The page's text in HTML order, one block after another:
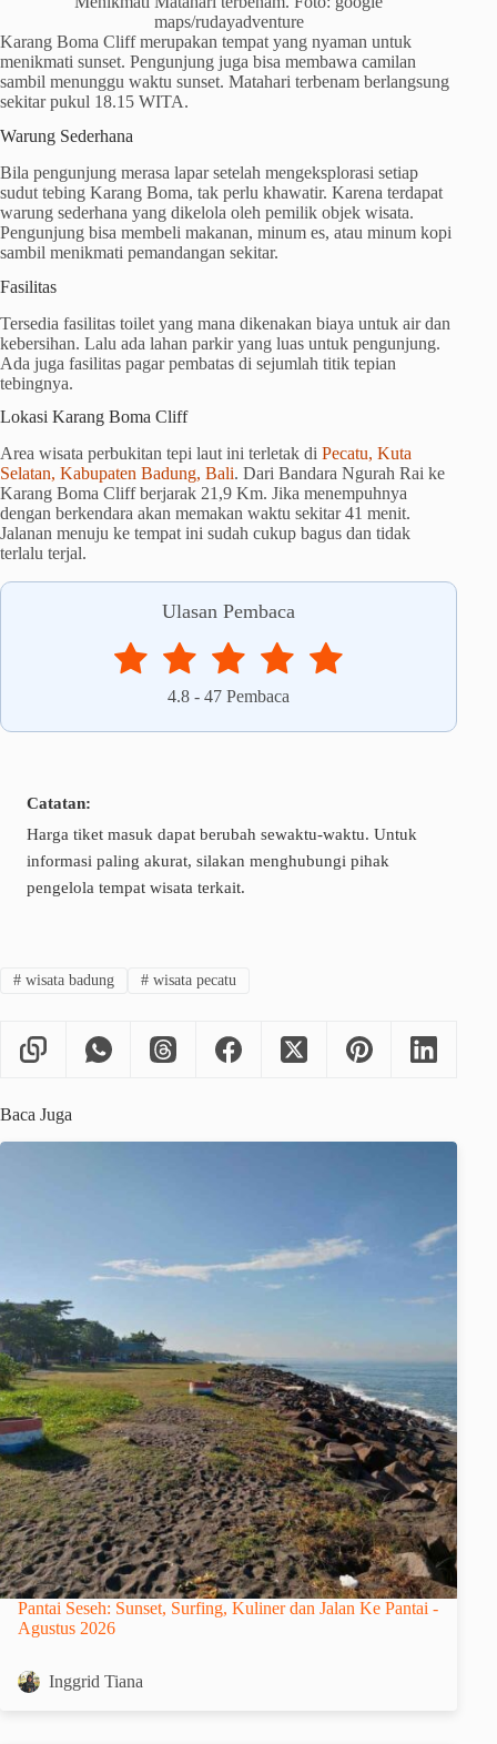
maps/rudayadventure
Karang Boma Cliff merupakan tempat yang nyaman untuk
menikmati sunset. Pengunjung juga bisa membawa camilan
sambil menunggu waktu sunset. Matahari terbenam berlangsung
sekitar pukul 18.15 WITA.
Warung Sederhana
Bila pengunjung merasa lapar setelah mengeksplorasi setiap
sudut tebing Karang Boma, tak perlu khawatir. Karena terdapat
warung sederhana yang dikelola oleh pemilik objek wisata.
Pengunjung bisa membeli makanan, minum es, atau minum kopi
sambil menikmati pemandangan sekitar.
Fasilitas
Tersedia fasilitas toilet yang mana dikenakan biaya untuk air dan
kebersihan. Lalu ada lahan parkir yang luas untuk pengunjung.
Ada juga fasilitas pagar pembatas di sejumlah titik tepian
tebingnya.
Lokasi Karang Boma Cliff
Area wisata perbukitan tepi laut ini terletak di Pecatu, Kuta
Selatan, Kabupaten Badung, Bali. Dari Bandara Ngurah Rai ke
Karang Boma Cliff berjarak 21,9 Km. Jika menempuhnya
dengan berkendara akan memakan waktu sekitar 41 menit.
Jalanan menuju ke tempat ini sudah cukup bagus dan tidak
terlalu terjal.
Ulasan Pembaca
4.8 -47 Pembaca
Catatan:
Harga tiket masuk dapat berubah sewaktu-waktu. Untuk
informasi paling akurat, silakan menghubungi pihak
pengelola tempat wisata terkait.
#wisata badung #wisata pecatu
Baca Juga
Pantai Seseh: Sunset, Surfing, Kuliner dan Jalan Ke Pantai -
Agustus 2026
Inggrid Tiana